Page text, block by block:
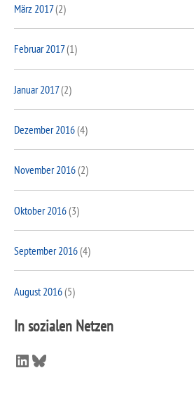
März 2017(2)
Februar 2017(1)
Januar 2017(2)
Dezember 2016(4)
November 2016(2)
Oktober 2016(3)
September 2016(4)
August 2016(5)
In sozialen Netzen
LinkedIn
Bluesky